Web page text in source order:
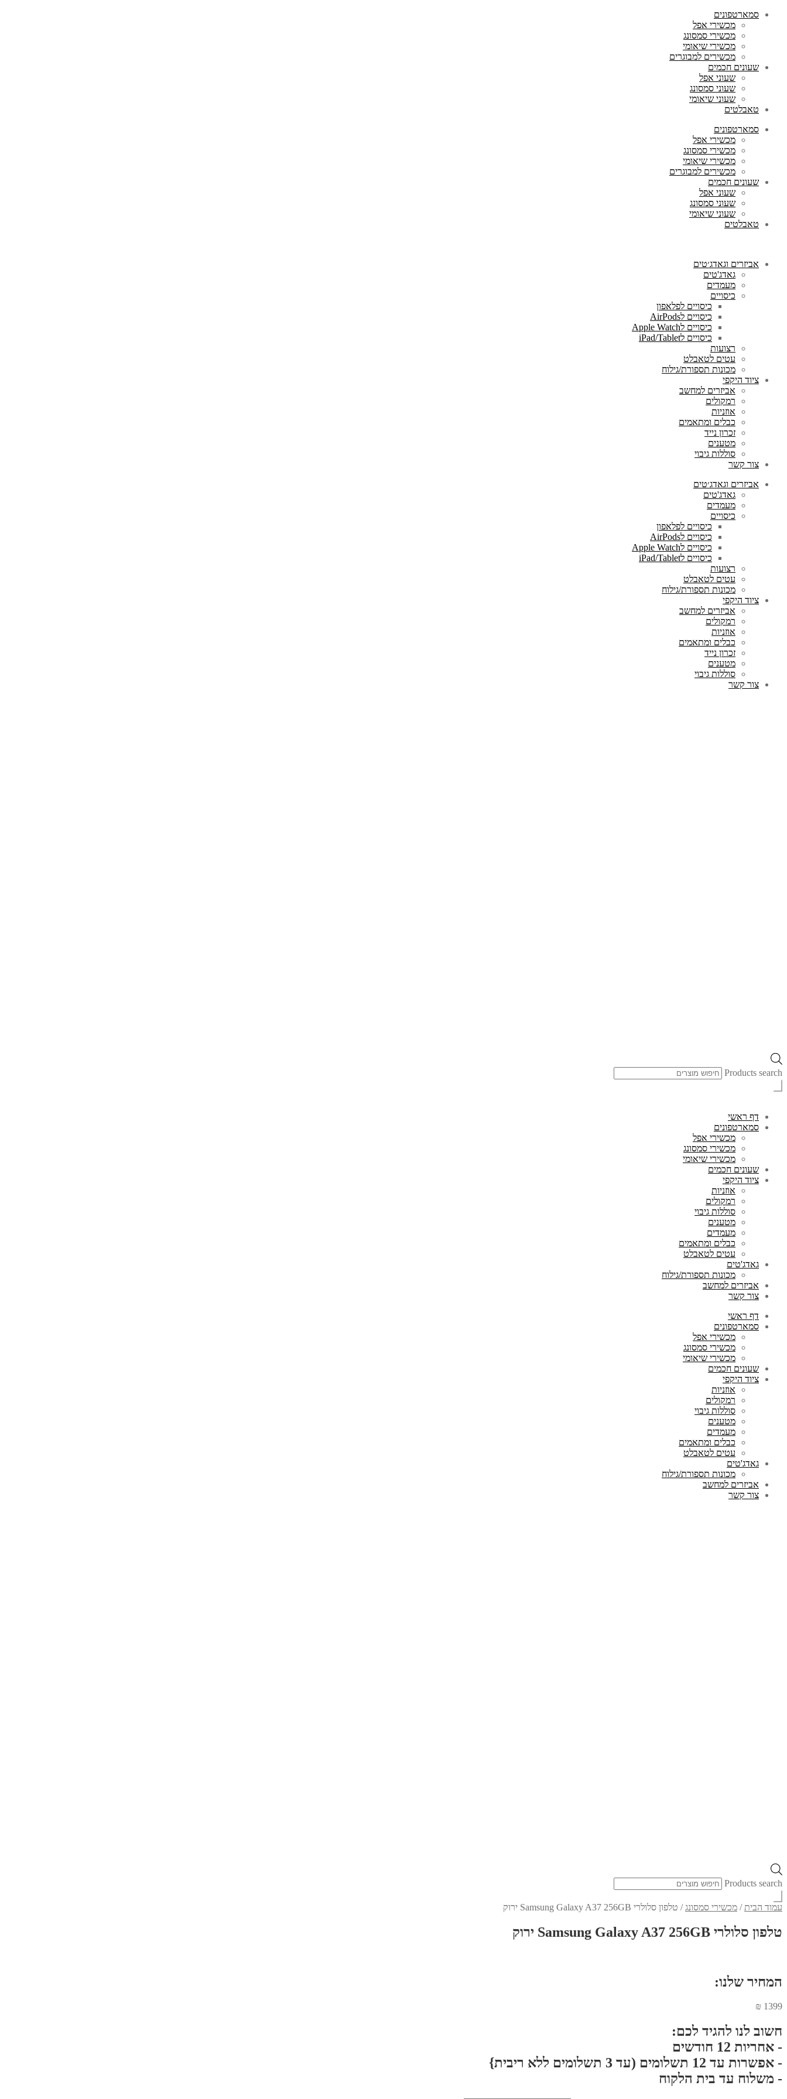
סמארטפונים
מכשירי אפל
מכשירי סמסונג
מכשירי שיאומי
מכשירים למבוגרים
שעונים חכמים
שעוני אפל
שעוני סמסונג
שעוני שיאומי
טאבלטים
סמארטפונים
מכשירי אפל
מכשירי סמסונג
מכשירי שיאומי
מכשירים למבוגרים
שעונים חכמים
שעוני אפל
שעוני סמסונג
שעוני שיאומי
טאבלטים
אביזרים וגאדג׳טים
גאדג'טים
מעמדים
כיסויים
כיסויים לפלאפון
כיסויים לAirPods
כיסויים לApple Watch
כיסויים לiPad/Tablet
רצועות
עטים לטאבלט
מכונות תספורת/גילוח
ציוד היקפי
אביזרים למחשב
רמקולים
אוזניות
כבלים ומתאמים
זכרון נייד
מטענים
סוללות גיבוי
צור קשר
אביזרים וגאדג׳טים
גאדג'טים
מעמדים
כיסויים
כיסויים לפלאפון
כיסויים לAirPods
כיסויים לApple Watch
כיסויים לiPad/Tablet
רצועות
עטים לטאבלט
מכונות תספורת/גילוח
ציוד היקפי
אביזרים למחשב
רמקולים
אוזניות
כבלים ומתאמים
זכרון נייד
מטענים
סוללות גיבוי
צור קשר
Products search
דף ראשי
סמארטפונים
מכשירי אפל
מכשירי סמסונג
מכשירי שיאומי
שעונים חכמים
ציוד היקפי
אוזניות
רמקולים
סוללות גיבוי
מטענים
מעמדים
כבלים ומתאמים
עטים לטאבלט
גאדג'טים
מכונות תספורת/גילוח
אביזרים למחשב
צור קשר
דף ראשי
סמארטפונים
מכשירי אפל
מכשירי סמסונג
מכשירי שיאומי
שעונים חכמים
ציוד היקפי
אוזניות
רמקולים
סוללות גיבוי
מטענים
מעמדים
כבלים ומתאמים
עטים לטאבלט
גאדג'טים
מכונות תספורת/גילוח
אביזרים למחשב
צור קשר
Products search
עמוד הבית / מכשירי סמסונג/ טלפון סלולרי Samsung Galaxy A37 256GB ירוק
טלפון סלולרי Samsung Galaxy A37 256GB ירוק
המחיר שלנו:
₪ 1399
חשוב לנו להגיד לכם:
- אחריות 12 חודשים
- אפשרות עד 12 תשלומים (עד 3 תשלומים ללא ריבית}
- משלוח עד בית הלקוח